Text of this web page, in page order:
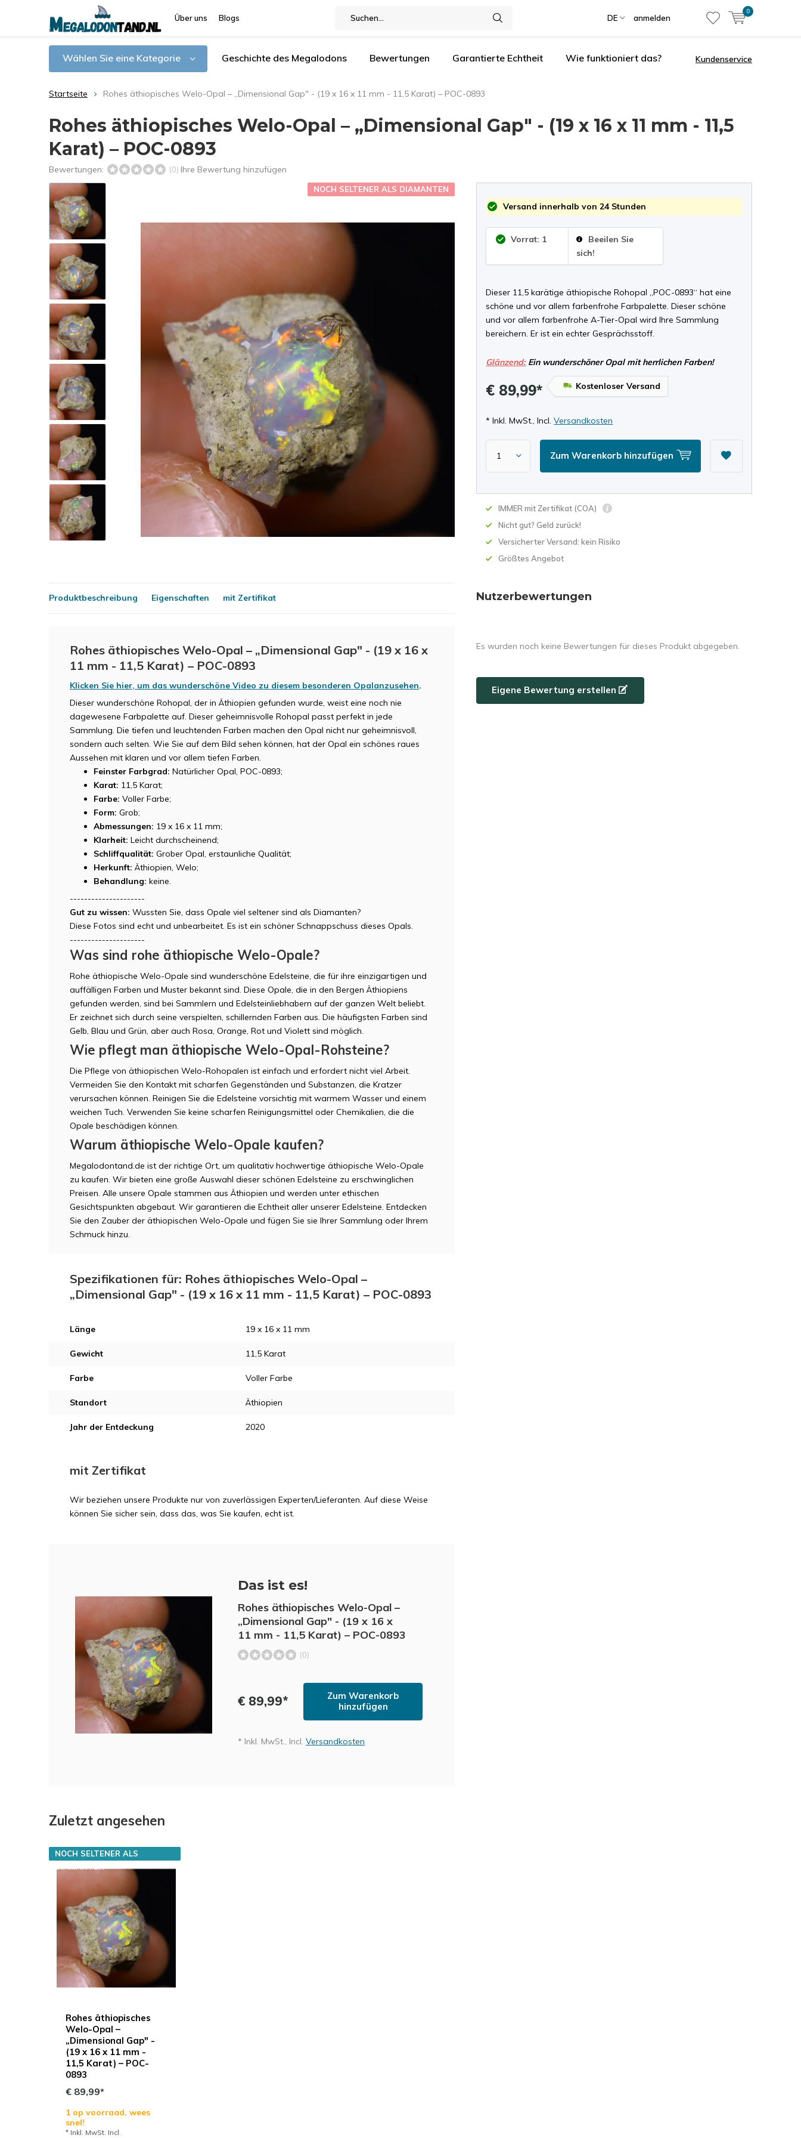
Über uns Blogs DE anmelden
0
Wählen Sie eine Kategorie Geschichte des Megalodons Bewertungen Garantierte Echtheit Wie funktioniert das? Kundenservice
Startseite Rohes äthiopisches Welo-Opal – „Dimensional Gap" - (19 x 16 x 11 mm - 11,5 Karat) – POC-0893
Rohes äthiopisches Welo-Opal – „Dimensional Gap" - (19 x 16 x 11 mm - 11,5
Karat) – POC-0893
Bewertungen: (0) Ihre Bewertung hinzufügen
NOCH SELTENER ALS DIAMANTEN
Versand innerhalb von 24 Stunden
Vorrat: 1
Beeilen Sie
sich!
Dieser 11,5 karätige äthiopische Rohopal „POC-0893“ hat eine
schöne und vor allem farbenfrohe Farbpalette. Dieser schöne
und vor allem farbenfrohe A-Tier-Opal wird Ihre Sammlung
bereichern. Er ist ein echter Gesprächsstoff.
Glänzend:Ein wunderschöner Opal mit herrlichen Farben!
€ 89,99* Kostenloser Versand
* Inkl. MwSt., Incl.Versandkosten
Zum Warenkorb hinzufügen
IMMER mit Zertifikat (COA)
Nicht gut? Geld zurück!
Versicherter Versand: kein Risiko
Größtes Angebot
Produktbeschreibung Eigenschaften mit Zertifikat
Rohes äthiopisches Welo-Opal – „Dimensional Gap" - (19 x 16 x
11 mm - 11,5 Karat) – POC-0893
Klicken Sie hier, um das wunderschöne Video zu diesem besonderen Opalanzusehen.
Dieser wunderschöne Rohopal, der in Äthiopien gefunden wurde, weist eine noch nie
dagewesene Farbpalette auf. Dieser geheimnisvolle Rohopal passt perfekt in jede
Sammlung. Die tiefen und leuchtenden Farben machen den Opal nicht nur geheimnisvoll,
sondern auch selten. Wie Sie auf dem Bild sehen können, hat der Opal ein schönes raues
Aussehen mit klaren und vor allem tiefen Farben.
Feinster Farbgrad: Natürlicher Opal, POC-0893;
Karat: 11,5 Karat;
Farbe: Voller Farbe;
Form: Grob;
Abmessungen: 19 x 16 x 11 mm;
Klarheit: Leicht durchscheinend;
Schliffqualität: Grober Opal, erstaunliche Qualität;
Herkunft: Äthiopien, Welo;
Behandlung: keine.
---------------------
Gut zu wissen: Wussten Sie, dass Opale viel seltener sind als Diamanten?
Diese Fotos sind echt und unbearbeitet. Es ist ein schöner Schnappschuss dieses Opals.
---------------------
Was sind rohe äthiopische Welo-Opale?
Rohe äthiopische Welo-Opale sind wunderschöne Edelsteine, die für ihre einzigartigen und
auffälligen Farben und Muster bekannt sind. Diese Opale, die in den Bergen Äthiopiens
gefunden werden, sind bei Sammlern und Edelsteinliebhabern auf der ganzen Welt beliebt.
Er zeichnet sich durch seine verspielten, schillernden Farben aus. Die häufigsten Farben sind
Gelb, Blau und Grün, aber auch Rosa, Orange, Rot und Violett sind möglich.
Wie pflegt man äthiopische Welo-Opal-Rohsteine?
Die Pflege von äthiopischen Welo-Rohopalen ist einfach und erfordert nicht viel Arbeit.
Vermeiden Sie den Kontakt mit scharfen Gegenständen und Substanzen, die Kratzer
verursachen können. Reinigen Sie die Edelsteine vorsichtig mit warmem Wasser und einem
weichen Tuch. Verwenden Sie keine scharfen Reinigungsmittel oder Chemikalien, die die
Opale beschädigen können.
Warum äthiopische Welo-Opale kaufen?
Megalodontand.de ist der richtige Ort, um qualitativ hochwertige äthiopische Welo-Opale
zu kaufen. Wir bieten eine große Auswahl dieser schönen Edelsteine zu erschwinglichen
Preisen. Alle unsere Opale stammen aus Äthiopien und werden unter ethischen
Gesichtspunkten abgebaut. Wir garantieren die Echtheit aller unserer Edelsteine. Entdecken
Sie den Zauber der äthiopischen Welo-Opale und fügen Sie sie Ihrer Sammlung oder Ihrem
Schmuck hinzu.
Spezifikationen für: Rohes äthiopisches Welo-Opal –
„Dimensional Gap" - (19 x 16 x 11 mm - 11,5 Karat) – POC-0893
Länge 19 x 16 x 11 mm
Gewicht 11,5 Karat
Farbe Voller Farbe
Standort Äthiopien
Jahr der Entdeckung 2020
mit Zertifikat
Wir beziehen unsere Produkte nur von zuverlässigen Experten/Lieferanten. Auf diese Weise
können Sie sicher sein, dass das, was Sie kaufen, echt ist.
Das ist es!
Rohes äthiopisches Welo-Opal –
„Dimensional Gap" - (19 x 16 x
11 mm - 11,5 Karat) – POC-0893
(0)
€ 89,99*
Zum Warenkorb
hinzufügen
* Inkl. MwSt., Incl. Versandkosten
Nutzerbewertungen
Es wurden noch keine Bewertungen für dieses Produkt abgegeben.
Eigene Bewertung erstellen
Zuletzt angesehen
Rohes äthiopisches
Welo-Opal –
„Dimensional Gap" -
(19 x 16 x 11 mm -
11,5 Karat) – POC-
0893
NOCH SELTENER ALS
DIAMANTEN
€ 89,99*
1 op voorraad, wees
snel!
* Inkl. MwSt. Incl.